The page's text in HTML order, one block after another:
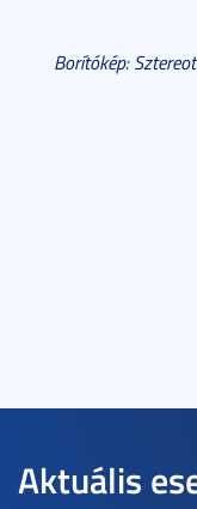
Borítókép:
Aktuális